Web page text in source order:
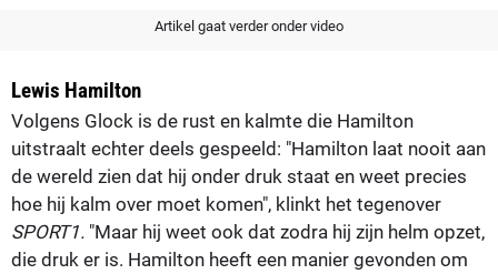
Artikel gaat verder onder video
Lewis Hamilton
Volgens Glock is de rust en kalmte die Hamilton
uitstraalt echter deels gespeeld: "Hamilton laat nooit aan
de wereld zien dat hij onder druk staat en weet precies
hoe hij kalm over moet komen", klinkt het tegenover
SPORT1. "Maar hij weet ook dat zodra hij zijn helm opzet,
die druk er is. Hamilton heeft een manier gevonden om